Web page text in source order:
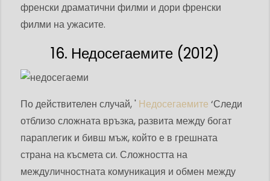
френски драматични филми и дори френски
филми на ужасите.
16. Недосегаемите (2012)
По действителен случай, ' Недосегаемите ‘Следи
отблизо сложната връзка, развита между богат
параплегик и бивш мъж, който е в грешната
страна на късмета си. Сложността на
междуличностната комуникация и обмен между